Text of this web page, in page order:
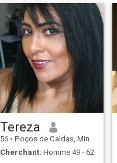
Tereza
56 • Poços de Caldas, Minas Gerais, Brésil
Cherchant: Homme 49 - 62